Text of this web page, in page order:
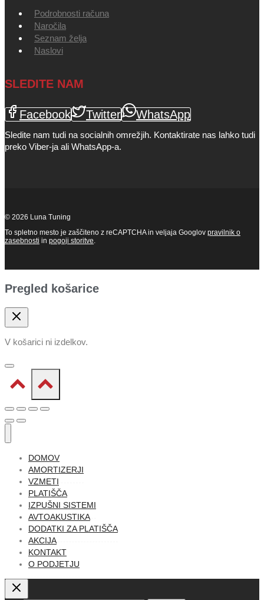
Podrobnosti računa
Naročila
Seznam želja
Naslovi
SLEDITE NAM
Facebook Twitter WhatsApp
Sledite nam tudi na socialnih omrežjih. Kontaktirate nas lahko tudi
preko Viber-ja ali WhatsApp-a.
© 2026 Luna Tuning
To spletno mesto je zaščiteno z reCAPTCHA in veljaja Googlov pravilnik o
zasebnosti in pogoji storitve.
Pregled košarice
V košarici ni izdelkov.
DOMOV
AMORTIZERJI
VZMETI
PLATIŠČA
IZPUŠNI SISTEMI
AVTOAKUSTIKA
DODATKI ZA PLATIŠČA
AKCIJA
KONTAKT
O PODJETJU